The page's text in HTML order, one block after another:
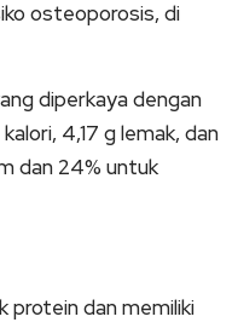
osteoporosis, di
diperkaya dengan
4,17 g lemak, dan
dan 24% untuk
protein dan memiliki